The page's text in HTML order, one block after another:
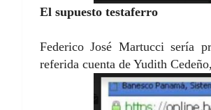
El supuesto testaferro
Federico José Martucci sería
referida cuenta de Yudith